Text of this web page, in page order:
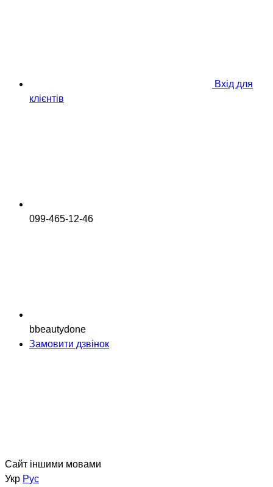
Вхід для
клієнтів
099-465-12-46
bbeautydone
Замовити дзвінок
Сайт іншими мовами
Укр Рус